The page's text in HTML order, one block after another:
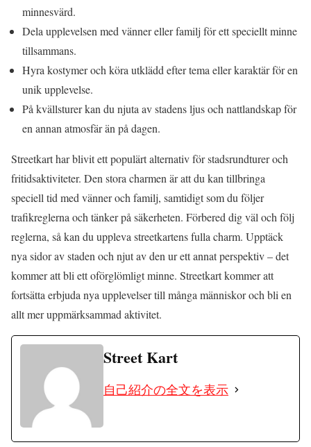
minnesvärd.
Dela upplevelsen med vänner eller familj för ett speciellt minne
tillsammans.
Hyra kostymer och köra utklädd efter tema eller karaktär för en
unik upplevelse.
På kvällsturer kan du njuta av stadens ljus och nattlandskap för
en annan atmosfär än på dagen.
Streetkart har blivit ett populärt alternativ för stadsrundturer och
fritidsaktiviteter. Den stora charmen är att du kan tillbringa
speciell tid med vänner och familj, samtidigt som du följer
trafikreglerna och tänker på säkerheten. Förbered dig väl och följ
reglerna, så kan du uppleva streetkartens fulla charm. Upptäck
nya sidor av staden och njut av den ur ett annat perspektiv – det
kommer att bli ett oförglömligt minne. Streetkart kommer att
fortsätta erbjuda nya upplevelser till många människor och bli en
allt mer uppmärksammad aktivitet.
Street Kart
自己紹介の全文を表示